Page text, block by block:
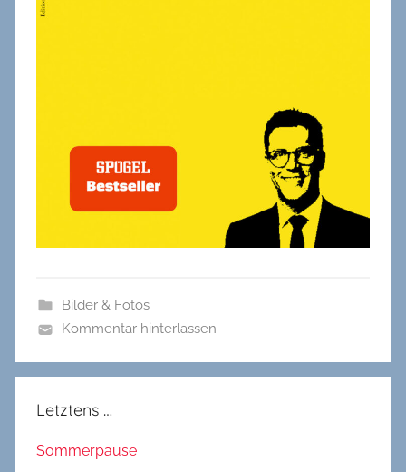
Bilder & Fotos
Kommentar hinterlassen
Letztens …
Sommerpause